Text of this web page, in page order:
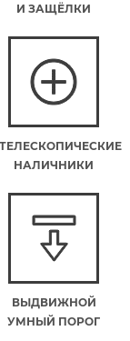
И ЗАЩЁЛКИ
ТЕЛЕСКОПИЧЕСКИЕ
НАЛИЧНИКИ
ВЫДВИЖНОЙ
УМНЫЙ ПОРОГ